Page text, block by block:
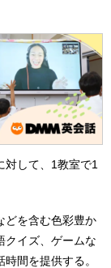
対して、1教室で1
どを含む色彩豊か
クイズ、ゲームな
間を提供する。